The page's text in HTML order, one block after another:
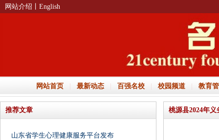
网站介绍 丨English
网站首页 最新动态 百强名校 校园频道 教育
推荐文章
山东省学生心理健康服务平台发布
桃源县2024年